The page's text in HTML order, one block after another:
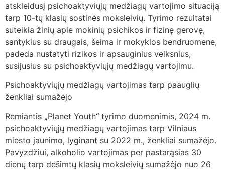
atskleidusį psichoaktyviųjų medžiagų vartojimo situaciją
tarp 10-tų klasių sostinės moksleivių. Tyrimo rezultatai
suteikia žinių apie mokinių psichikos ir fizinę gerovę,
santykius su draugais, šeima ir mokyklos bendruomene,
padeda nustatyti rizikos ir apsauginius veiksnius,
susijusius su psichoaktyviųjų medžiagų vartojimu.
Psichoaktyviųjų medžiagų vartojimas tarp paauglių
ženkliai sumažėjo
Remiantis „Planet Youth“ tyrimo duomenimis, 2024 m.
psichoaktyviųjų medžiagų vartojimas tarp Vilniaus
miesto jaunimo, lyginant su 2022 m., ženkliai sumažėjo.
Pavyzdžiui, alkoholio vartojimas per pastarąsias 30
dienų tarp dešimtų klasių moksleivių sumažėjo nuo 26